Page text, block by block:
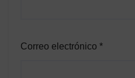
Correo electrónico *